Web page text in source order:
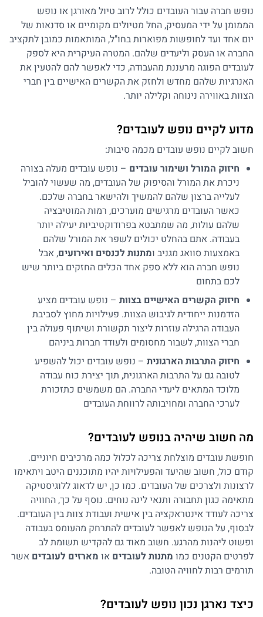
נופש חברה עבור העובדים כולל לרוב טיול מאורגן או נופש
הממומן על ידי המעסיק, החל מטיולים מקומיים או סדנאות של
יום אחד ועד לחופשות מפוארות בחו"ל, המותאמות כמובן לתקציב
החברה או העסק וליעדים שלהם. המטרה העיקרית היא לספק
לעובדים הפוגה מרעננת מהעבודה, כדי לאפשר להם להטעין את
האנרגיות שלהם מחדש ולחזק את הקשרים האישיים בין חברי
הצוות באווירה נינוחה וקלילה יותר.
מדוע לקיים נופש לעובדים?
חשוב לקיים נופש עובדים מכמה סיבות:
חיזוק המורל ושימור עובדים – נופש עובדים מעלה בצורה
ניכרת את המורל והסיפוק של העובדים, מה שעשוי להוביל
לעלייה ברצון שלהם להמשיך ולהישאר בחברה שלכם.
כאשר העובדים מרגישים מוערכים, רמות המוטיבציה
שלהם עולות, מה שמתבטא בפרודוקטיביות יעילה יותר
בעבודה. אתם בהחלט יכולים לשפר את המורל שלהם
באמצעות סוואג מגניב ומתנות לכנסים ואירועים, אבל
נופש חברה הוא ללא ספק אחד הכלים החזקים ביותר שיש
לכם בתחום
חיזוק הקשרים האישיים בצוות – נופש עובדים מציע
הזדמנות ייחודית לגיבוש הצוות. פעילויות מחוץ לסביבת
העבודה הרגילה עוזרות ליצור תקשורת ושיתוף פעולה בין
חברי הצוות, לשבור מחסומים ולעודד חברות ביניהם
חיזוק התרבות הארגונית – נופש עובדים יכול להשפיע
לטובה גם על התרבות הארגונית, תוך יצירת כוח עבודה
מלוכד המתאים ליעדי החברה. הם משמשים כתזכורת
לערכי החברה ומחויבותה לרווחת העובדים
מה חשוב שיהיה בנופש לעובדים?
חופשת עובדים מוצלחת צריכה לכלול כמה מרכיבים חיוניים.
קודם כול, חשוב שהיעד והפעילויות יהיו מתוכננים היטב ויתאימו
לרצונות ולצרכים של העובדים. כמו כן, יש לדאוג ללוגיסטיקה
מתאימה כגון תחבורה ותנאי לינה נוחים. נוסף על כך, החוויה
צריכה לעודד אינטראקציה בין אישית ועבודת צוות בין העובדים.
לבסוף, על הנופש לאפשר לעובדים להתרחק מהעומס בעבודה
ופשוט ליהנות מהרגע. חשוב מאוד גם להקדיש תשומת לב
לפרטים הקטנים כמו מתנות לעובדים או מארזים לעובדים אשר
תורמים רבות לחוויה הטובה.
כיצד נארגן נכון נופש לעובדים?